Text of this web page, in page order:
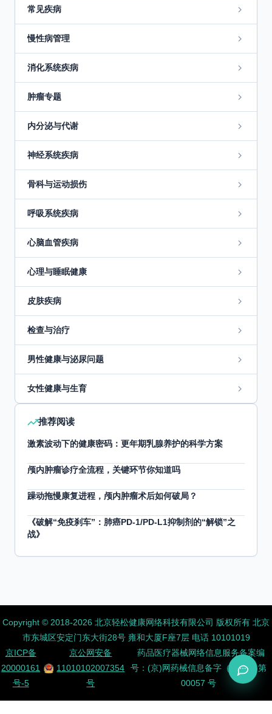
常见疾病
慢性病管理
消化系统疾病
肿瘤专题
内分泌与代谢
神经系统疾病
骨科与运动损伤
呼吸系统疾病
心脑血管疾病
心理与睡眠健康
皮肤疾病
检查与治疗
男性健康与泌尿问题
女性健康与生育
推荐阅读
激素波动下的健康密码：更年期乳腺养护的科学方案
颅内肿瘤诊疗全流程，关键环节你知道吗
躁动拖慢康复进程，颅内肿瘤术后如何破局？
《破解“免疫刹车”：肺癌PD-1/PD-L1抑制剂的“解锁”之
战》
Copyright ©️ 2018-2026 北京轻松健康网络科技有限公司 版权所有 北京
市东城区安定门东大街28号 雍和大厦F座7层 电话 10101019
京ICP备
20000161
号-5
京公网安备
11010102007354
号
药品医疗器械网络信息服务备案编
号：(京)网药械信息备字（2026）第
00057 号